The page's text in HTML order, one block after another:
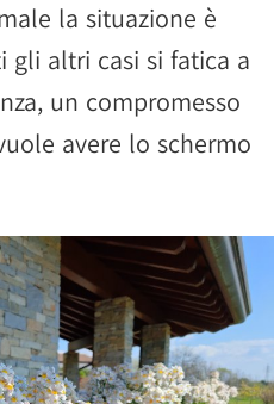
la situazione è
altri casi si fatica a
un compromesso
avere lo schermo